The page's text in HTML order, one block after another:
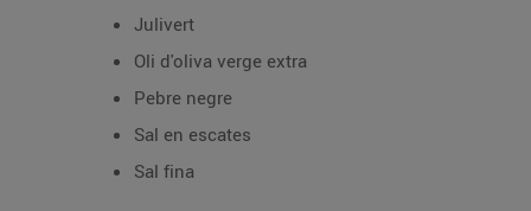
Julivert
Oli d'oliva verge extra
Pebre negre
Sal en escates
Sal fina